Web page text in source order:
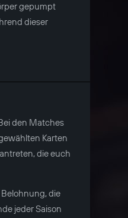
gepumpt
dieser
den Matches
Karten
die euch
die
jeder Saison